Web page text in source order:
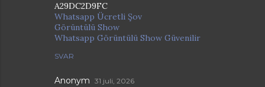
A29DC2D9FC
Whatsapp Ücretli Şov
Görüntülü Show
Whatsapp Görüntülü Show Güvenilir
SVAR
Anonym 31 juli, 2026